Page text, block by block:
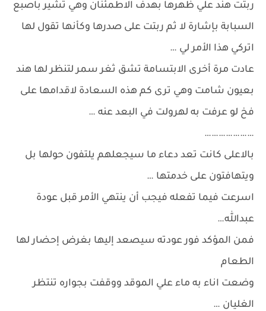
ربتت هند علي ظهرها بهدف الاطمئنان وهي تشير باصبع
السبابة بإشارة لا ثم ربتت على صدرها وكأنها تقول لها
اتركي هذا الأمر لي …
عادت مرة أخرى الابتسامة تشق ثغر سمر لتنظر لها هند
بعيون شامت وهي ترى كم هذه السعادة لاقدامها على
فخ لو عرفت به لهرولت في البعد عنه …
…………………
بالاعلى كانت تعد دعاء ما سيجعلهم يلتفون حولها بل
ويتهافتون على خدمتها …
اسرعت فيما تفعله فيجب أن ينتهي الأمر قبل عودة
عبدالله…
فمن المؤكد فور عودته سيصعد إليها بغرض إحضار لها
الطعام
وضعت اناء به ماء علي الموقد ووقفت بجواره تنتظر
الغليان …